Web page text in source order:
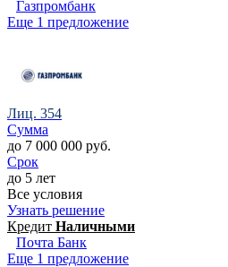
Газпромбанк
Еще 1 предложение
Лиц. 354
Сумма
до 7 000 000 руб.
Срок
до 5 лет
Все условия
Узнать решение
Кредит Наличными
Почта Банк
Еще 1 предложение